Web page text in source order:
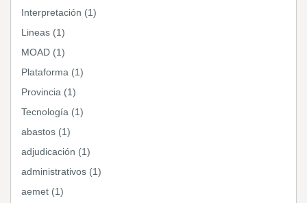
Interpretación (1)
Lineas (1)
MOAD (1)
Plataforma (1)
Provincia (1)
Tecnología (1)
abastos (1)
adjudicación (1)
administrativos (1)
aemet (1)